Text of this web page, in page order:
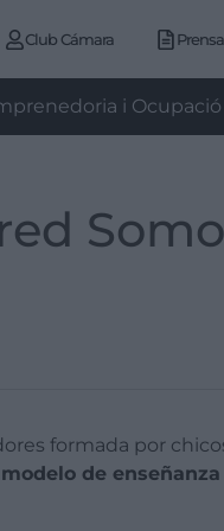
Club Cámara Prensa
i Ocupació
formada por
de